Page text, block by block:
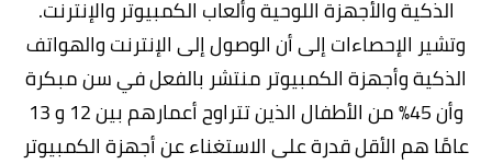
الذكية والأجهزة اللوحية وألعاب الكمبيوتر والإنترنت.
وتشير الإحصاءات إلى أن الوصول إلى الإنترنت والهواتف
الذكية وأجهزة الكمبيوتر منتشر بالفعل في سن مبكرة
وأن 45٪ من الأطفال الذين تتراوح أعمارهم بين 12 و 13
عامًا هم الأقل قدرة على الاستغناء عن أجهزة الكمبيوتر